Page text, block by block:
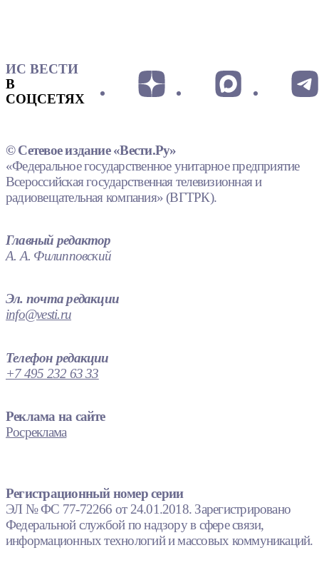
ИС ВЕСТИ
В
СОЦСЕТЯХ
© Сетевое издание «Вести.Ру»
«Федеральное государственное унитарное предприятие
Всероссийская государственная телевизионная и
радиовещательная компания» (ВГТРК).
Главный редактор
А. А. Филипповский
Эл. почта редакции
info@vesti.ru
Телефон редакции
+7 495 232 63 33
Реклама на сайте
Росреклама
Регистрационный номер серии
ЭЛ № ФС 77-72266 от 24.01.2018. Зарегистрировано
Федеральной службой по надзору в сфере связи,
информационных технологий и массовых коммуникаций.